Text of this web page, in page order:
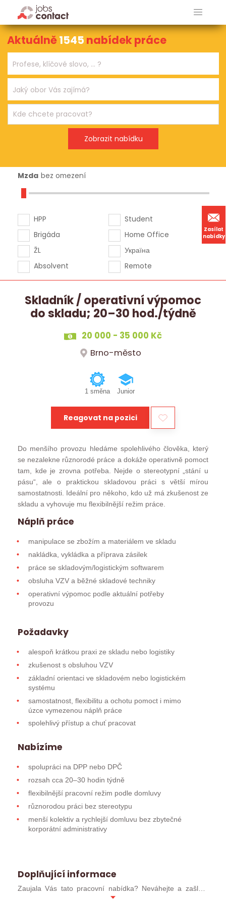
Zasílat
nabídky
Aktuálně1545 nabídek práce
Mzda bez omezení
HPP
Brigáda
ŽL
Absolvent
Student
Home Office
Україна
Remote
Skladník / operativní výpomoc
do skladu; 20–30 hod./týdně
20 000 - 35 000 Kč
Brno-město
1 směna Junior
Reagovat na pozici
Do menšího provozu hledáme spolehlivého člověka, který
se nezalekne různorodé práce a dokáže operativně pomoct
tam, kde je zrovna potřeba. Nejde o stereotypní „stání u
pásu“, ale o praktickou skladovou práci s větší mírou
samostatnosti. Ideální pro někoho, kdo už má zkušenost ze
skladu a vyhovuje mu flexibilnější režim práce.
Náplň práce
manipulace se zbožím a materiálem ve skladu
nakládka, vykládka a příprava zásilek
práce se skladovým/logistickým softwarem
obsluha VZV a běžné skladové techniky
operativní výpomoc podle aktuální potřeby
provozu
Požadavky
alespoň krátkou praxi ze skladu nebo logistiky
zkušenost s obsluhou VZV
základní orientaci ve skladovém nebo logistickém
systému
samostatnost, flexibilitu a ochotu pomoct i mimo
úzce vymezenou náplň práce
spolehlivý přístup a chuť pracovat
Nabízíme
spolupráci na DPP nebo DPČ
rozsah cca 20–30 hodin týdně
flexibilnější pracovní režim podle domluvy
různorodou práci bez stereotypu
menší kolektiv a rychlejší domluvu bez zbytečné
korporátní administrativy
Doplňující informace
Zaujala Vás tato pracovní nabídka? Neváhejte a zašlete
svůj profesní životopis ve formátu MS WORD (ideálně